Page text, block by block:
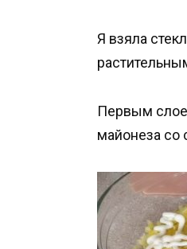
Я взяла
Первым
майонеза со